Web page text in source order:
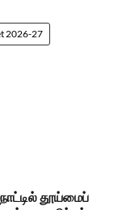
2026-27
தூய்மைப்